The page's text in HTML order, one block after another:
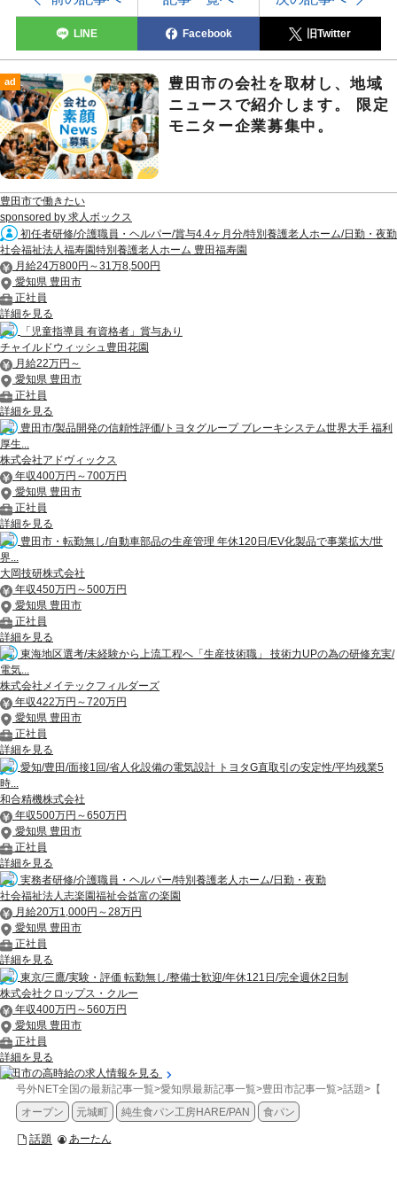
LINE Facebook 旧Twitter
ad
豊田市の会社を取材し、地域
ニュースで紹介します。 限定
モニター企業募集中。
豊田市で働きたい
sponsored by 求人ボックス
初任者研修/介護職員・ヘルパー/賞与4.4ヶ月分/特別養護老人ホーム/日勤・夜勤
社会福祉法人福寿園特別養護老人ホーム 豊田福寿園
月給24万800円～31万8,500円
愛知県 豊田市
正社員
詳細を見る
「児童指導員 有資格者」賞与あり
チャイルドウィッシュ豊田花園
月給22万円～
愛知県 豊田市
正社員
詳細を見る
豊田市/製品開発の信頼性評価/トヨタグループ ブレーキシステム世界大手 福利
厚生...
株式会社アドヴィックス
年収400万円～700万円
愛知県 豊田市
正社員
詳細を見る
豊田市・転勤無し/自動車部品の生産管理 年休120日/EV化製品で事業拡大/世
界...
大岡技研株式会社
年収450万円～500万円
愛知県 豊田市
正社員
詳細を見る
東海地区選考/未経験から上流工程へ「生産技術職」 技術力UPの為の研修充実/
電気...
株式会社メイテックフィルダーズ
年収422万円～720万円
愛知県 豊田市
正社員
詳細を見る
愛知/豊田/面接1回/省人化設備の電気設計 トヨタG直取引の安定性/平均残業5
時...
和合精機株式会社
年収500万円～650万円
愛知県 豊田市
正社員
詳細を見る
実務者研修/介護職員・ヘルパー/特別養護老人ホーム/日勤・夜勤
社会福祉法人志楽園福祉会益富の楽園
月給20万1,000円～28万円
愛知県 豊田市
正社員
詳細を見る
東京/三鷹/実験・評価 転勤無し/整備士歓迎/年休121日/完全週休2日制
株式会社クロップス・クルー
年収400万円～560万円
愛知県 豊田市
正社員
詳細を見る
豊田市の高時給の求人情報を見る
号外NET全国の最新記事一覧>愛知県最新記事一覧>豊田市記事一覧>話題>【豊
オープン
元城町 純生食パン工房HARE/PAN 食パン
話題 あーたん